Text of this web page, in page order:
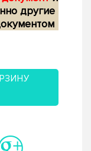
другие